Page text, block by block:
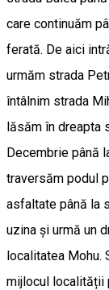
care continuăm
ferată. De aici
urmăm strada
întâlnim strada
lăsăm în dreapta
Decembrie până
traversăm podul
asfaltate până la
uzina și urmă un
localitatea Mohu.
mijlocul localității